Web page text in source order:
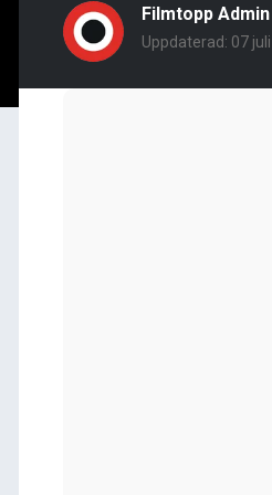
Filmtopp Admin
Uppdaterad: 07